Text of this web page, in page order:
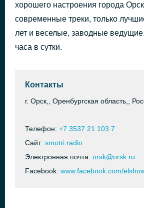
хорошего настроения города
современные треки, только
лет и веселые, заводные
часа в сутки.
Контакты
г. Орск,, Оренбургская область,,
Телефон: +7 3537 21 103 7
Сайт: smotri.radio
Электронная почта: orsk@orsk.ru
Facebook: www.facebook.com/